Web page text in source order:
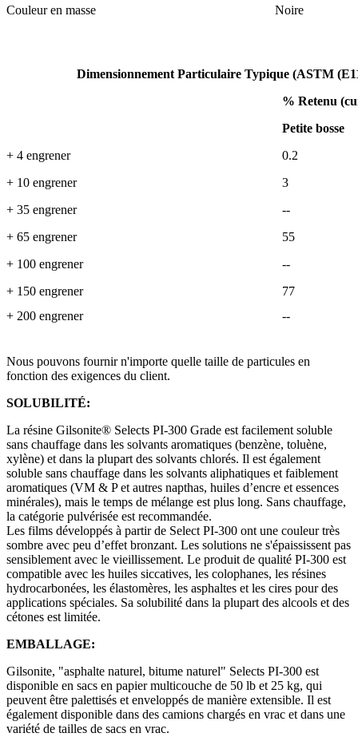
Couleur en masse
Noire
Dimensionnement Particulaire Typique (ASTM
% Retenu
Petite bosse
+ 4 engrener
0.2
+ 10 engrener
3
+ 35 engrener
--
+ 65 engrener
55
+ 100 engrener
--
+ 150 engrener
77
+ 200 engrener
--
Nous pouvons fournir n'importe quelle taille de particules en
fonction des exigences du client.
SOLUBILITÉ:
La résine Gilsonite® Selects PI-300 Grade est facilement soluble
sans chauffage dans les solvants aromatiques (benzène, toluène,
xylène) et dans la plupart des solvants chlorés. Il est également
soluble sans chauffage dans les solvants aliphatiques et faiblement
aromatiques (VM & P et autres napthas, huiles d’encre et essences
minérales), mais le temps de mélange est plus long. Sans chauffage,
la catégorie pulvérisée est recommandée.
Les films développés à partir de Select PI-300 ont une couleur très
sombre avec peu d’effet bronzant. Les solutions ne s'épaississent pas
sensiblement avec le vieillissement. Le produit de qualité PI-300 est
compatible avec les huiles siccatives, les colophanes, les résines
hydrocarbonées, les élastomères, les asphaltes et les cires pour des
applications spéciales. Sa solubilité dans la plupart des alcools et des
cétones est limitée.
EMBALLAGE:
Gilsonite, "asphalte naturel, bitume naturel" Selects PI-300 est
disponible en sacs en papier multicouche de 50 lb et 25 kg, qui
peuvent être palettisés et enveloppés de manière extensible. Il est
également disponible dans des camions chargés en vrac et dans une
variété de tailles de sacs en vrac.